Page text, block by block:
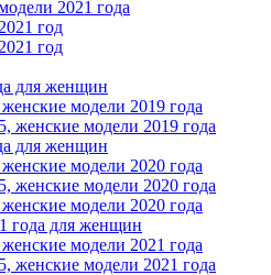
2021 года
год
год
для женщин
модели 2019 года
женские модели 2019 года
для женщин
модели 2020 года
женские модели 2020 года
модели 2020 года
года для женщин
модели 2021 года
женские модели 2021 года